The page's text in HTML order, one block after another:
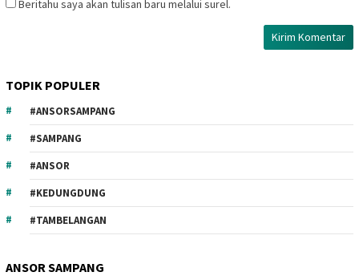
Beritahu saya akan tulisan baru melalui surel.
TOPIK POPULER
#ANSORSAMPANG
#SAMPANG
#ANSOR
#KEDUNGDUNG
#TAMBELANGAN
ANSOR SAMPANG